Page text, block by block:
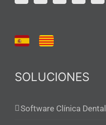
SOLUCIONES
Software Clínica Dental